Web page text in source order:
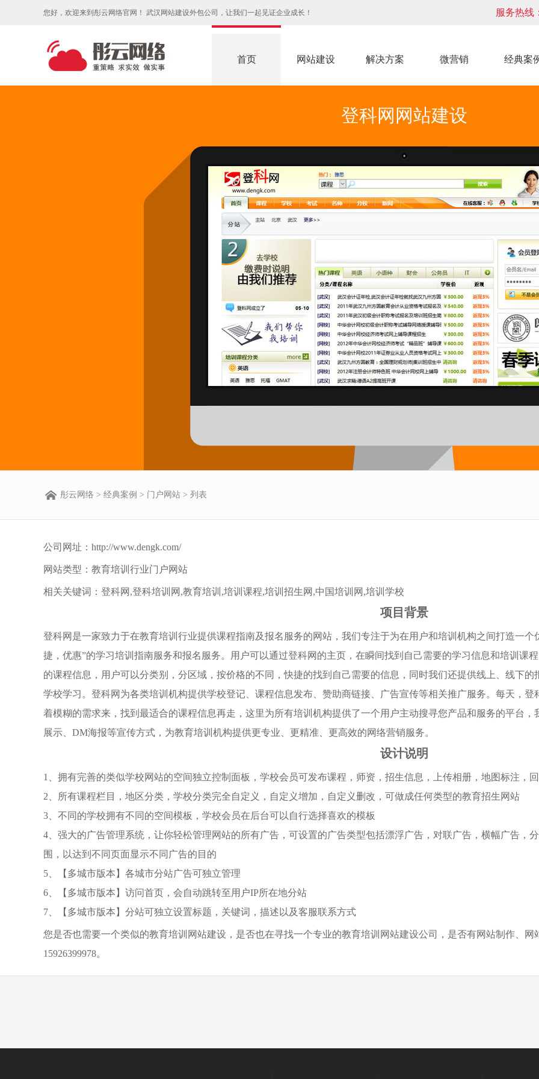
您好，欢迎来到彤云网络官网！ 武汉网站建设外包公司，让我们一起见证企业成长！ 服务热线
首页 网站建设 解决方案 微营销 经典案
登科网网站建设
彤云网络 > 经典案例 > 门户网站 > 列表
公司网址：http://www.dengk.com/
网站类型：教育培训行业门户网站
相关关键词：登科网,登科培训网,教育培训,培训课程,培训招生网,中国培训网,培训学校
项目背景
登科网是一家致力于在教育培训行业提供课程指南及报名服务的网站，我们专注于为在用户和培训机构之间打造一
捷，优惠”的学习培训指南服务和报名服务。用户可以通过登科网的主页，在瞬间找到自己需要的学习信息和培训课
的课程信息，用户可以分类别，分区域，按价格的不同，快捷的找到自己需要的信息，同时我们还提供线上、线下
学校学习。登科网为各类培训机构提供学校登记、课程信息发布、赞助商链接、广告宣传等相关推广服务。每天，
着模糊的需求来，找到最适合的课程信息再走，这里为所有培训机构提供了一个用户主动搜寻您产品和服务的平台
展示、DM海报等宣传方式，为教育培训机构提供更专业、更精准、更高效的网络营销服务。
设计说明
1、拥有完善的类似学校网站的空间独立控制面板，学校会员可发布课程，师资，招生信息，上传相册，地图标注，
2、所有课程栏目，地区分类，学校分类完全自定义，自定义增加，自定义删改，可做成任何类型的教育招生网站
3、不同的学校拥有不同的空间模板，学校会员在后台可以自行选择喜欢的模板
4、强大的广告管理系统，让你轻松管理网站的所有广告，可设置的广告类型包括漂浮广告，对联广告，横幅广告，
围，以达到不同页面显示不同广告的目的
5、【多城市版本】各城市分站广告可独立管理
6、【多城市版本】访问首页，会自动跳转至用户IP所在地分站
7、【多城市版本】分站可独立设置标题，关键词，描述以及客服联系方式
您是否也需要一个类似的教育培训网站建设，是否也在寻找一个专业的教育培训网站建设公司，是否有网站制作、网
15926399978。